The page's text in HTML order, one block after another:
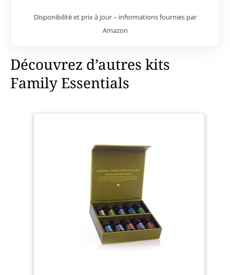
Disponibilité et prix à jour – informations fournies par
Amazon
Découvrez d’autres kits
Family Essentials